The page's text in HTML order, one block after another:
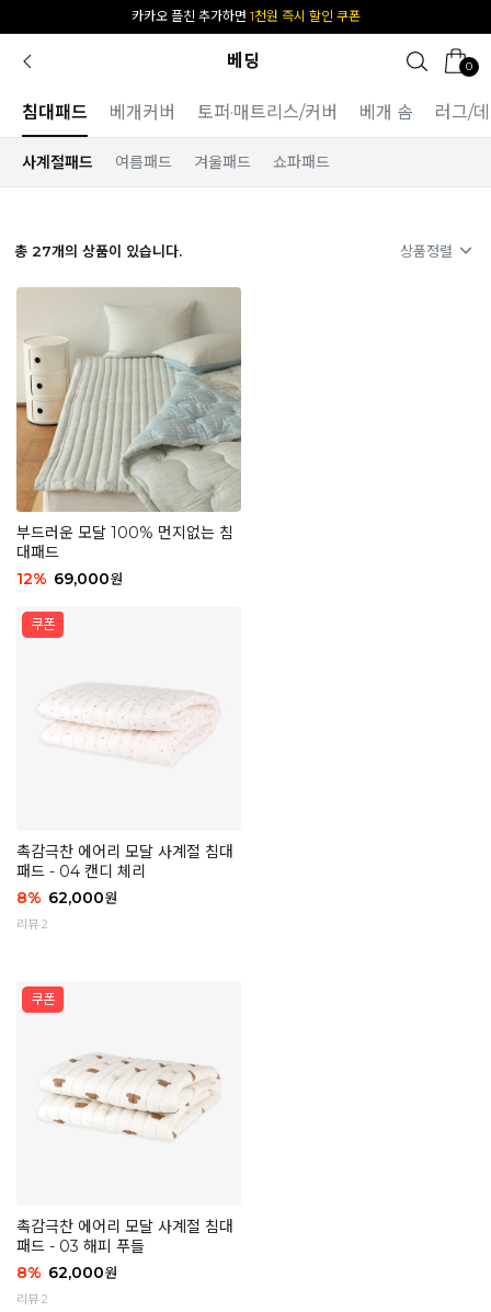
카카오 플친 추가하면 1천원 즉시 할인 쿠폰
베딩 0
침대패드 베개커버 토퍼·매트리스/커버 베개 솜 러그/
사계절패드 여름패드 겨울패드 쇼파패드
총 27개의 상품이 있습니다. 상품정렬
부드러운 모달 100% 먼지없는 침
대패드
12% 69,000원
촉감극찬 에어리 모달 사계절 침대
패드 - 04 캔디 체리
8% 62,000원
리뷰 2
촉감극찬 에어리 모달 사계절 침대
패드 - 03 해피 푸들
8% 62,000원
리뷰 2